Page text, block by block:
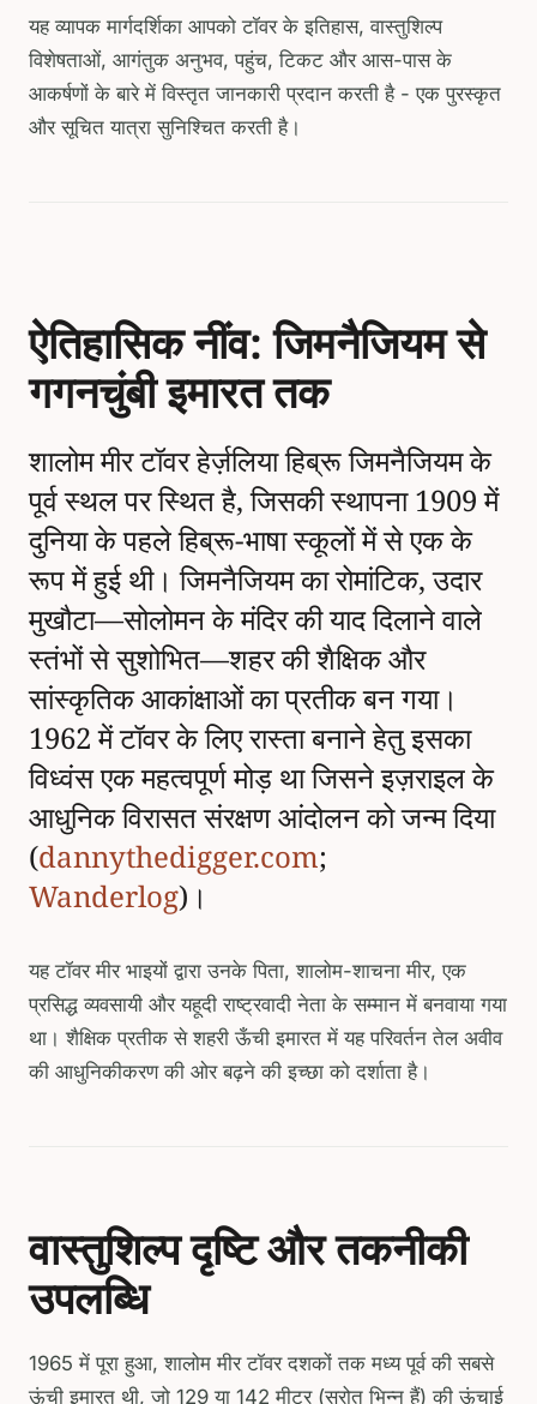
यह व्यापक मार्गदर्शिका आपको टॉवर के इतिहास, वास्तुशिल्प
विशेषताओं, आगंतुक अनुभव, पहुंच, टिकट और आस-पास के
आकर्षणों के बारे में विस्तृत जानकारी प्रदान करती है - एक पुरस्कृत
और सूचित यात्रा सुनिश्चित करती है।
ऐतिहासिक नींव: जिमनैजियम से
गगनचुंबी इमारत तक
शालोम मीर टॉवर हेर्ज़लिया हिब्रू जिमनैजियम के
पूर्व स्थल पर स्थित है, जिसकी स्थापना 1909 में
दुनिया के पहले हिब्रू-भाषा स्कूलों में से एक के
रूप में हुई थी। जिमनैजियम का रोमांटिक, उदार
मुखौटा—सोलोमन के मंदिर की याद दिलाने वाले
स्तंभों से सुशोभित—शहर की शैक्षिक और
सांस्कृतिक आकांक्षाओं का प्रतीक बन गया।
1962 में टॉवर के लिए रास्ता बनाने हेतु इसका
विध्वंस एक महत्वपूर्ण मोड़ था जिसने इज़राइल के
आधुनिक विरासत संरक्षण आंदोलन को जन्म दिया
(dannythedigger.com;
Wanderlog)।
यह टॉवर मीर भाइयों द्वारा उनके पिता, शालोम-शाचना मीर, एक
प्रसिद्ध व्यवसायी और यहूदी राष्ट्रवादी नेता के सम्मान में बनवाया गया
था। शैक्षिक प्रतीक से शहरी ऊँची इमारत में यह परिवर्तन तेल अवीव
की आधुनिकीकरण की ओर बढ़ने की इच्छा को दर्शाता है।
वास्तुशिल्प दृष्टि और तकनीकी
उपलब्धि
1965 में पूरा हुआ, शालोम मीर टॉवर दशकों तक मध्य पूर्व की सबसे
ऊंची इमारत थी, जो 129 या 142 मीटर (स्रोत भिन्न हैं) की ऊंचाई